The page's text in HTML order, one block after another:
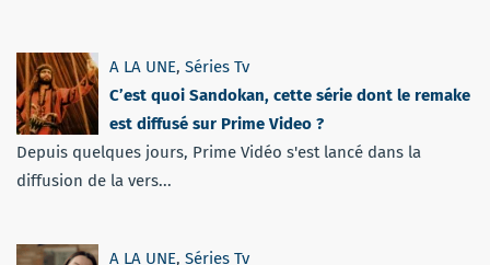
A LA UNE, Séries Tv
C’est quoi Sandokan, cette série dont le remake
est diffusé sur Prime Video ?
Depuis quelques jours, Prime Vidéo s'est lancé dans la
diffusion de la vers...
A LA UNE, Séries Tv